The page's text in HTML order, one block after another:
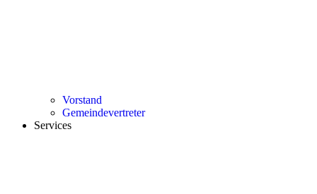
Vorstand
Gemeindevertreter
Services